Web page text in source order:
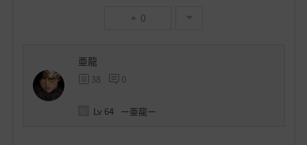
0
亜龍
38 0
Lv 64 ー亜龍ー